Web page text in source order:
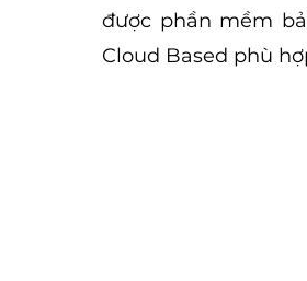
được phần mềm
Cloud Based phù